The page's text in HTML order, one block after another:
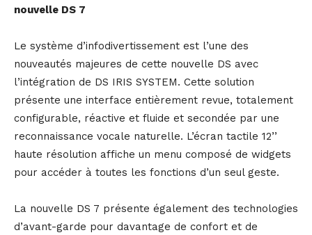
nouvelle DS 7
Le système d’infodivertissement est l’une des
nouveautés majeures de cette nouvelle DS avec
l’intégration de DS IRIS SYSTEM. Cette solution
présente une interface entièrement revue, totalement
configurable, réactive et fluide et secondée par une
reconnaissance vocale naturelle. L’écran tactile 12’’
haute résolution affiche un menu composé de widgets
pour accéder à toutes les fonctions d’un seul geste.
La nouvelle DS 7 présente également des technologies
d’avant-garde pour davantage de confort et de